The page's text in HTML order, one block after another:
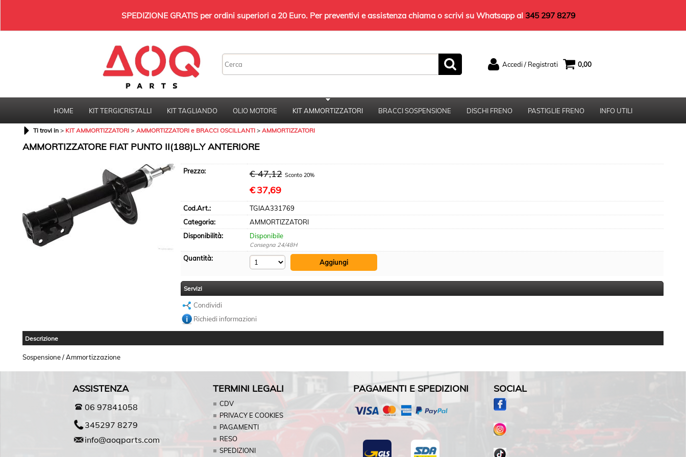
SPEDIZIONE GRATIS per ordini superiori a 20 Euro. Per preventivi e assistenza chiama o scrivi su Whatsapp al 345 297 8279
Accedi / Registrati
Per completare l'ordine inserisci il nome
utente e la password e poi clicca sul pulsante
Hai perso la password?
clicca sul pulsante "Registrati"
0,00
HOME KIT TERGICRISTALLI KIT TAGLIANDO OLIO MOTORE KIT AMMORTIZZATORI BRACCI SOSPENSIONE DISCHI FRENO PASTIGLIE FRENO INFO UTILI
Ti trovi in KIT AMMORTIZZATORI AMMORTIZZATORI e BRACCI OSCILLANTI AMMORTIZZATORI
AMMORTIZZATORE FIAT PUNTO II(188)L.Y ANTERIORE
Prezzo: € 47,12 Sconto 20%
€37,69
Cod.Art.:
TGIAA331769
Categoria:
AMMORTIZZATORI
Disponibilità:
Disponibile
Consegna 24/48H
Quantità:
Servizi
Condividi
Richiedi informazioni
Descrizione
Sospensione / Ammortizzazione
ASSISTENZA
06 97841058
345297 8279
info@aoqparts.com
TERMINI LEGALI
CDV
PRIVACY E COOKIES
PAGAMENTI
RESO
SPEDIZIONI
PAGAMENTI E SPEDIZIONI SOCIAL